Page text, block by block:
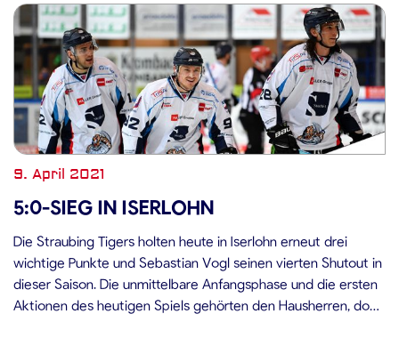
9. April 2021
5:0-SIEG IN ISERLOHN
Die Straubing Tigers holten heute in Iserlohn erneut drei
wichtige Punkte und Sebastian Vogl seinen vierten Shutout in
dieser Saison. Die unmittelbare Anfangsphase und die ersten
Aktionen des heutigen Spiels gehörten den Hausherren, doch